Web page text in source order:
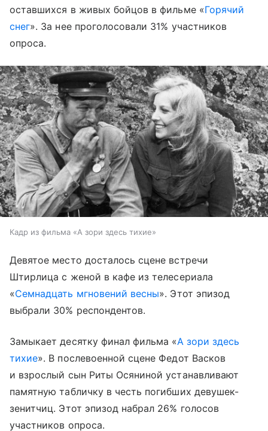
оставшихся в живых бойцов в фильме «Горячий
снег». За нее проголосовали 31% участников
опроса.
Кадр из фильма «А зори здесь тихие»
Девятое место досталось сцене встречи
Штирлица с женой в кафе из телесериала
«Семнадцать мгновений весны». Этот эпизод
выбрали 30% респондентов.
Замыкает десятку финал фильма «А зори здесь
тихие». В послевоенной сцене Федот Васков
и взрослый сын Риты Осяниной устанавливают
памятную табличку в честь погибших девушек-
зенитчиц. Этот эпизод набрал 26% голосов
участников опроса.